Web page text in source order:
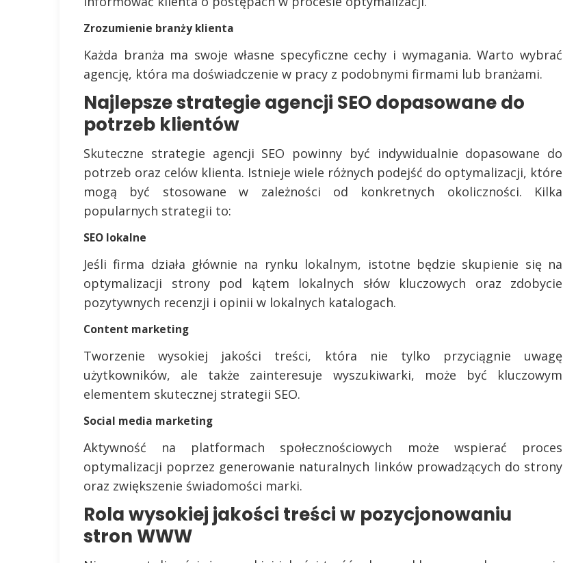
Zrozumienie branży klienta
Każda branża ma swoje własne specyficzne cechy i wymagania. Warto wybrać
agencję, która ma doświadczenie w pracy z podobnymi firmami lub branżami.
Najlepsze strategie agencji SEO dopasowane do
potrzeb klientów
Skuteczne strategie agencji SEO powinny być indywidualnie dopasowane do
potrzeb oraz celów klienta. Istnieje wiele różnych podejść do optymalizacji, które
mogą być stosowane w zależności od konkretnych okoliczności. Kilka
popularnych strategii to:
SEO lokalne
Jeśli firma działa głównie na rynku lokalnym, istotne będzie skupienie się na
optymalizacji strony pod kątem lokalnych słów kluczowych oraz zdobycie
pozytywnych recenzji i opinii w lokalnych katalogach.
Content marketing
Tworzenie wysokiej jakości treści, która nie tylko przyciągnie uwagę
użytkowników, ale także zainteresuje wyszukiwarki, może być kluczowym
elementem skutecznej strategii SEO.
Social media marketing
Aktywność na platformach społecznościowych może wspierać proces
optymalizacji poprzez generowanie naturalnych linków prowadzących do strony
oraz zwiększenie świadomości marki.
Rola wysokiej jakości treści w pozycjonowaniu
stron WWW